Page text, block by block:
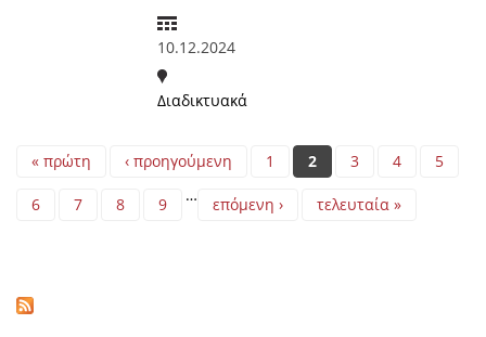
10.12.2024
Διαδικτυακά
Pages
« πρώτη ‹ προηγούμενη 1 2 3 4 5
6 7 8 9 … επόμενη › τελευταία »